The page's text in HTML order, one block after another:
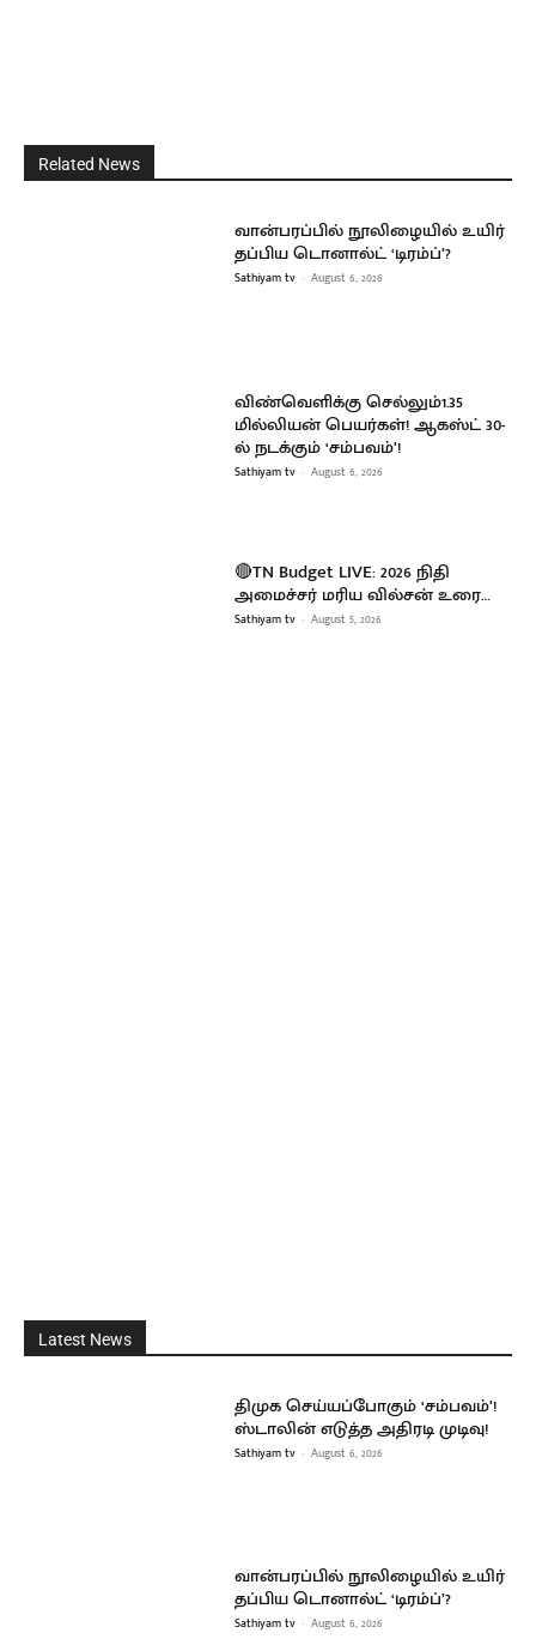
Related News
வான்பரப்பில் நூலிழையில் உயிர்
தப்பிய டொனால்ட் ‘டிரம்ப்’?
Sathiyam tv - August 6, 2026
விண்வெளிக்கு செல்லும்1.35
மில்லியன் பெயர்கள்! ஆகஸ்ட் 30-
ல் நடக்கும் ‘சம்பவம்’!
Sathiyam tv - August 6, 2026
🔴TN Budget LIVE: 2026 நிதி
அமைச்சர் மரிய வில்சன் உரை…
Sathiyam tv - August 5, 2026
Latest News
திமுக செய்யப்போகும் ‘சம்பவம்’!
ஸ்டாலின் எடுத்த அதிரடி முடிவு!
Sathiyam tv - August 6, 2026
வான்பரப்பில் நூலிழையில் உயிர்
தப்பிய டொனால்ட் ‘டிரம்ப்’?
Sathiyam tv - August 6, 2026